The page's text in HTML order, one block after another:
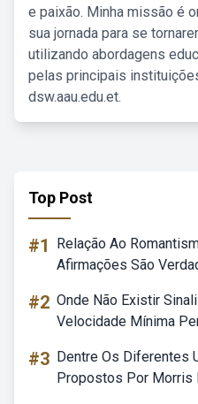
e paixão. Minha missão é
sua jornada para se
utilizando abordagens
pelas principais
dsw.aau.edu.et.
Top Post
#1
Relação Ao
Afirmações São
#2 Onde Não Existir
Velocidade Mínima
#3 Dentre Os Diferentes
Propostos Por Morris